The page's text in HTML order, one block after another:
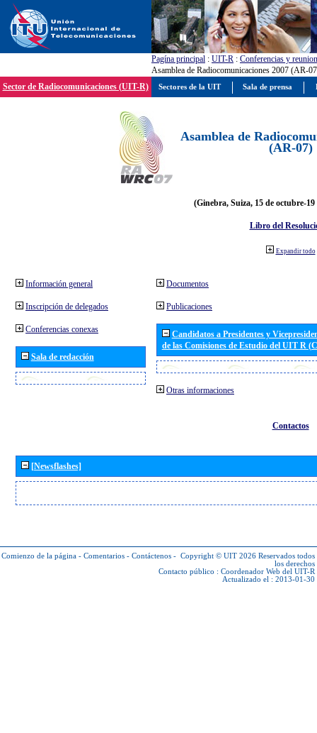
Pagína principal : UIT-R : Conferencias y
Asamblea de Radiocomunicaciones 2007 (AR-
Sector de Radiocomunicaciones (UIT-R)
Asamblea de
(AR-07)
(Ginebra, Suiza, 15 de octubre-19
Libro del
Expandir todo
Información general
Inscripción de delegados
Conferencias conexas
Sala de redacción
Documentos
Publicaciones
Candidatos a Presidentes y
de las Comisiones de Estudio del UIT R
Otras informaciones
Contactos
[Newsflashes]
Comienzo de la página - Comentarios - Contáctenos - Copyright © UIT 2026 Reservados todos
los derechos
Contacto público : Coordenador Web del UIT-R
Actualizado el : 2013-01-30
Sectores de la UIT Sala de prensa